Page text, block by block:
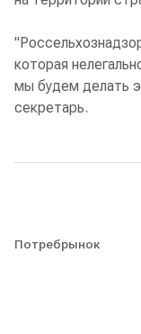
которая
мы будем делать
секретарь.
Потребрынок